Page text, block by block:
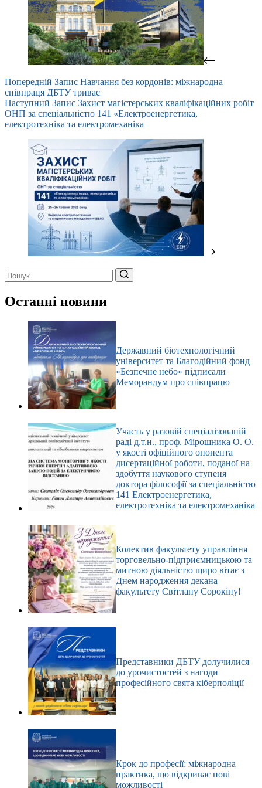
Попередній Запис Навчання без кордонів: міжнародна
співпраця ДБТУ триває
Наступний Запис Захист магістерських кваліфікаційних робіт
ОНП за спеціальністю 141 «Електроенергетика,
електротехніка та електромеханіка
результатів
Останні новини
Державний біотехнологічний
університет та Благодійний фонд
«Безпечне небо» підписали
Меморандум про співпрацю
Участь у разовій спеціалізованій
раді д.т.н., проф. Мірошника О. О.
у якості офіційного опонента
дисертаційної роботи, поданої на
здобуття наукового ступеня
доктора філософії за спеціальністю
141 Електроенергетика,
електротехніка та електромеханіка
Колектив факультету управління
торговельно-підприємницькою та
митною діяльністю щиро вітає з
Днем народження декана
факультету Світлану Сорокіну!
Представники ДБТУ долучилися
до урочистостей з нагоди
професійного свята кіберполіції
Крок до професії: міжнародна
практика, що відкриває нові
можливості